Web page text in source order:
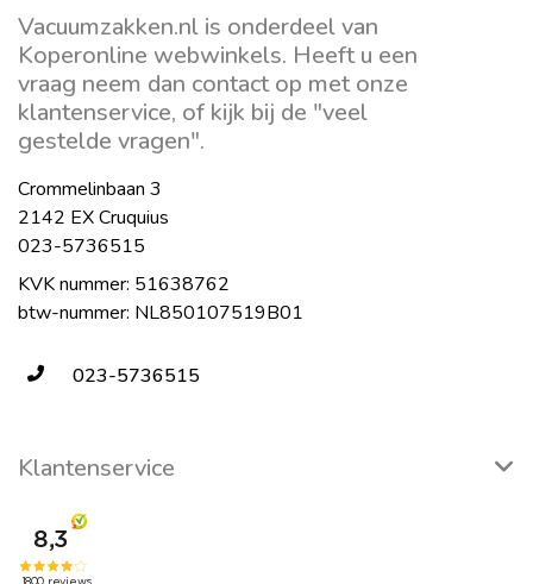
Vacuumzakken.nl is onderdeel van
Koperonline webwinkels. Heeft u een
vraag neem dan contact op met onze
klantenservice, of kijk bij de "veel
gestelde vragen".
Crommelinbaan 3
2142 EX Cruquius
023-5736515
KVK nummer: 51638762
btw-nummer: NL850107519B01
023-5736515
Klantenservice